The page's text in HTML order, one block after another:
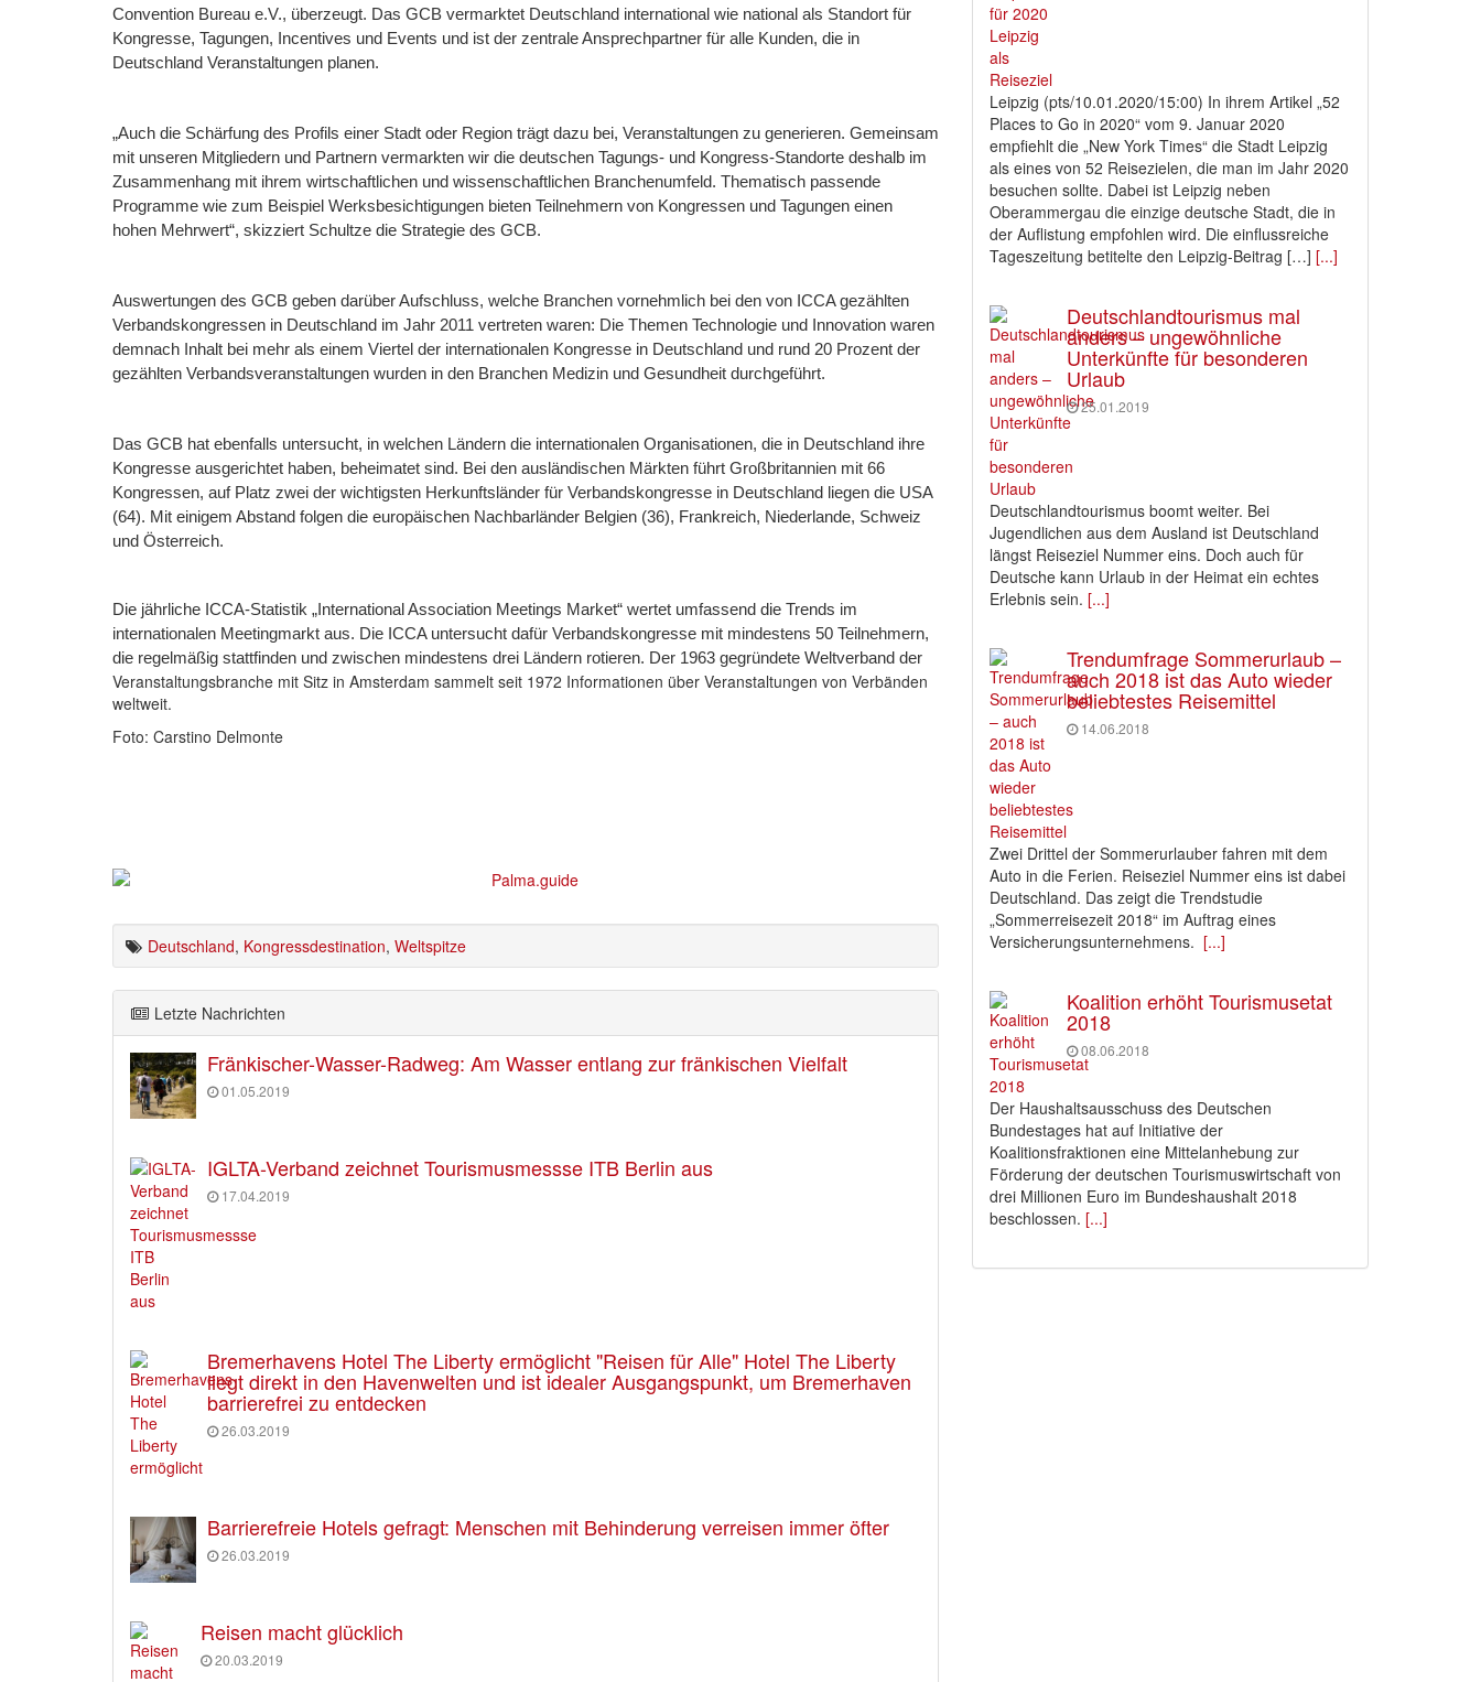
Convention Bureau e.V., überzeugt. Das GCB vermarktet Deutschland international wie national als Standort für
Kongresse, Tagungen, Incentives und Events und ist der zentrale Ansprechpartner für alle Kunden, die in
Deutschland Veranstaltungen planen.
„Auch die Schärfung des Profils einer Stadt oder Region trägt dazu bei, Veranstaltungen zu generieren. Gemeinsam
mit unseren Mitgliedern und Partnern vermarkten wir die deutschen Tagungs- und Kongress-Standorte deshalb im
Zusammenhang mit ihrem wirtschaftlichen und wissenschaftlichen Branchenumfeld. Thematisch passende
Programme wie zum Beispiel Werksbesichtigungen bieten Teilnehmern von Kongressen und Tagungen einen
hohen Mehrwert“, skizziert Schultze die Strategie des GCB.
Auswertungen des GCB geben darüber Aufschluss, welche Branchen vornehmlich bei den von ICCA gezählten
Verbandskongressen in Deutschland im Jahr 2011 vertreten waren: Die Themen Technologie und Innovation waren
demnach Inhalt bei mehr als einem Viertel der internationalen Kongresse in Deutschland und rund 20 Prozent der
gezählten Verbandsveranstaltungen wurden in den Branchen Medizin und Gesundheit durchgeführt.
Das GCB hat ebenfalls untersucht, in welchen Ländern die internationalen Organisationen, die in Deutschland ihre
Kongresse ausgerichtet haben, beheimatet sind. Bei den ausländischen Märkten führt Großbritannien mit 66
Kongressen, auf Platz zwei der wichtigsten Herkunftsländer für Verbandskongresse in Deutschland liegen die USA
(64). Mit einigem Abstand folgen die europäischen Nachbarländer Belgien (36), Frankreich, Niederlande, Schweiz
und Österreich.
Die jährliche ICCA-Statistik „International Association Meetings Market“ wertet umfassend die Trends im
internationalen Meetingmarkt aus. Die ICCA untersucht dafür Verbandskongresse mit mindestens 50 Teilnehmern,
die regelmäßig stattfinden und zwischen mindestens drei Ländern rotieren. Der 1963 gegründete Weltverband der
Veranstaltungsbranche mit Sitz in Amsterdam sammelt seit 1972 Informationen über Veranstaltungen von Verbänden
weltweit.
Foto: Carstino Delmonte
Deutschland, Kongressdestination, Weltspitze
Letzte Nachrichten
Fränkischer-Wasser-Radweg: Am Wasser entlang zur fränkischen Vielfalt
01.05.2019
IGLTA-Verband zeichnet Tourismusmessse ITB Berlin aus
17.04.2019
Bremerhavens Hotel The Liberty ermöglicht "Reisen für Alle" Hotel The Liberty
liegt direkt in den Havenwelten und ist idealer Ausgangspunkt, um Bremerhaven
barrierefrei zu entdecken
26.03.2019
Barrierefreie Hotels gefragt: Menschen mit Behinderung verreisen immer öfter
26.03.2019
Reisen macht glücklich
20.03.2019
Leipzig (pts/10.01.2020/15:00) In ihrem Artikel „52
Places to Go in 2020“ vom 9. Januar 2020
empfiehlt die „New York Times“ die Stadt Leipzig
als eines von 52 Reisezielen, die man im Jahr 2020
besuchen sollte. Dabei ist Leipzig neben
Oberammergau die einzige deutsche Stadt, die in
der Auflistung empfohlen wird. Die einflussreiche
Tageszeitung betitelte den Leipzig-Beitrag […] [...]
Deutschlandtourismus mal
anders – ungewöhnliche
Unterkünfte für besonderen
Urlaub
25.01.2019
Deutschlandtourismus boomt weiter. Bei
Jugendlichen aus dem Ausland ist Deutschland
längst Reiseziel Nummer eins. Doch auch für
Deutsche kann Urlaub in der Heimat ein echtes
Erlebnis sein. [...]
Trendumfrage Sommerurlaub –
auch 2018 ist das Auto wieder
beliebtestes Reisemittel
14.06.2018
Zwei Drittel der Sommerurlauber fahren mit dem
Auto in die Ferien. Reiseziel Nummer eins ist dabei
Deutschland. Das zeigt die Trendstudie
„Sommerreisezeit 2018“ im Auftrag eines
Versicherungsunternehmens. [...]
Koalition erhöht Tourismusetat
2018
08.06.2018
Der Haushaltsausschuss des Deutschen
Bundestages hat auf Initiative der
Koalitionsfraktionen eine Mittelanhebung zur
Förderung der deutschen Tourismuswirtschaft von
drei Millionen Euro im Bundeshaushalt 2018
beschlossen. [...]